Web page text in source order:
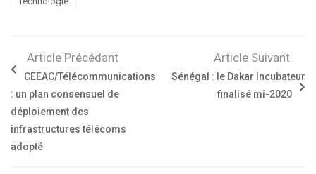
Article Précédant
CEEAC/Télécommunications
: un plan consensuel de
déploiement des
infrastructures télécoms
adopté
Article Suivant
Sénégal : le Dakar Incubateur
finalisé mi-2020